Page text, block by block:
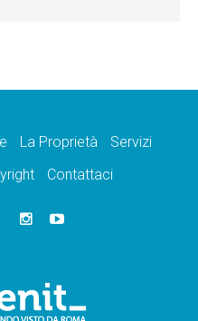
La Proprietà
Servizi
Contattaci